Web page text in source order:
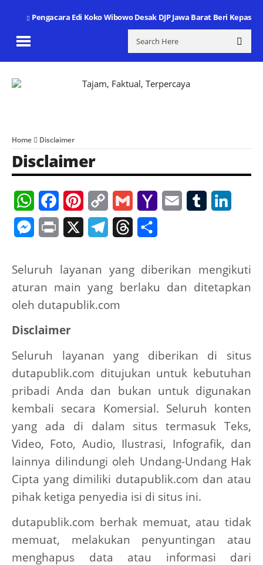
Pengacara Edi Koko Wibowo Desak DJP Jawa Barat Beri
Home Disclaimer
Disclaimer
WhatsAppFacebookPinterest
Copy
Link
Gmail
Yahoo
Email Tumblr
Messenger
Print TelegramThreads
Seluruh layanan yang diberikan mengikuti
aturan main yang berlaku dan ditetapkan
oleh dutapublik.com
Disclaimer
Seluruh layanan yang diberikan di situs
dutapublik.com ditujukan untuk kebutuhan
pribadi Anda dan bukan untuk digunakan
kembali secara Komersial. Seluruh konten
yang ada di dalam situs termasuk Teks,
Video, Foto, Audio, Ilustrasi, Infografik, dan
lainnya dilindungi oleh Undang-Undang Hak
Cipta yang dimiliki dutapublik.com dan atau
pihak ketiga penyedia isi di situs ini.
dutapublik.com berhak memuat, atau tidak
memuat, melakukan penyuntingan atau
menghapus data atau informasi dari